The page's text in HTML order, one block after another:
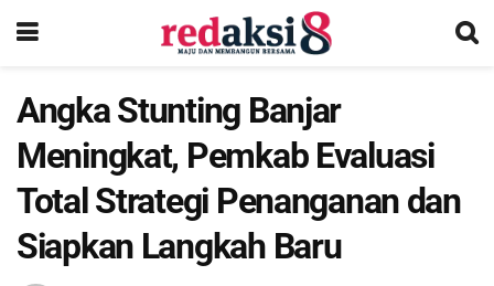
Angka Stunting Banjar
Meningkat, Pemkab Evaluasi
Total Strategi Penanganan dan
Siapkan Langkah Baru